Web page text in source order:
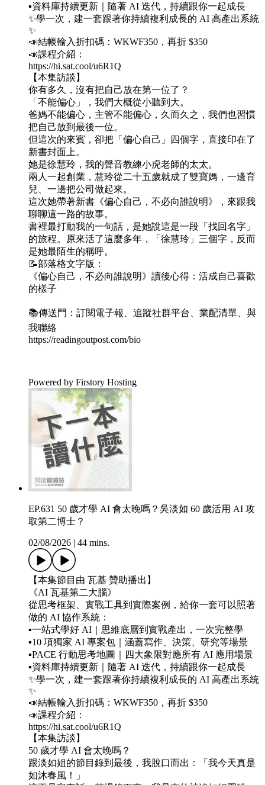
▪️資料庫持續更新｜隨著 AI 迭代，持續跟你一起成長
✨學一次，建一套跟著你持續複利成長的 AI 高產出系統
✨
📣結帳輸入折扣碼：WKWF350，再折 $350
📣課程介紹：
https://hi.sat.cool/u6R1Q
【本集訪談】
你有多久，沒有把自己放在第一位了？
「不能偏心」，我們大概從小聽到大。
爸媽不能偏心，主管不能偏心，久而久之，我們也習慣
把自己放到最後一位。
但這次的來賓，卻把「偏心自己」四個字，直接印在了
新書封面上。
她是徐慧玲，我的聲音教練小虎老師的太太。
兩人一起創業，慧玲從二十五歲就成了雙寶媽，一邊育
兒、一邊把公司做起來。
這次她帶著新書《偏心自己，不必向誰說明》，來跟我
聊聊這一路的故事。
書裡最打動我的一句話，是她說這是一段「找回名字」
的旅程。原來活了這麼多年，「徐慧玲」三個字，反而
是她最陌生的稱呼。
📝部落格文字版：
《偏心自己，不必向誰說明》讀後心得：活成自己喜歡
的樣子
📚傳送門：訂閱電子報、追蹤社群平台、業配清單、與
我聯絡
https://readingoutpost.com/bio
Powered by Firstory Hosting
EP.631 50 歲才學 AI 會太晚嗎？吳淡如 60 歲活用 AI 攻
取第二博士？
02/08/2026 44 mins.
【本集節目由 瓦基 贊助播出】
《AI 瓦基第二大腦》
從思考框架、實戰工具到實際案例，給你一套可以照著
做的 AI 協作系統：
▪️一站式學好 AI｜思維底層到實戰產出，一次完整學
▪️10 項獨家 AI 專案包｜涵蓋寫作、決策、研究等場景
▪️PACE 行動思考地圖｜四大象限對應所有 AI 應用場景
▪️資料庫持續更新｜隨著 AI 迭代，持續跟你一起成長
✨學一次，建一套跟著你持續複利成長的 AI 高產出系統
✨
📣結帳輸入折扣碼：WKWF350，再折 $350
📣課程介紹：
https://hi.sat.cool/u6R1Q
【本集訪談】
50 歲才學 AI 會太晚嗎？
跟淡如姐的節目錄到最後，我脫口而出：「我今天真是
如沐春風！」